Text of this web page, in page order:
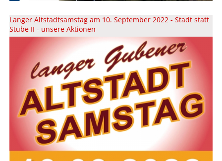
Langer Altstadtsamstag am 10. September 2022 - Stadt statt
Stube II - unsere Aktionen